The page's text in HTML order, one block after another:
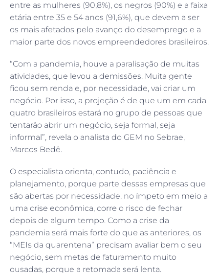
entre as mulheres (90,8%), os negros (90%) e a faixa
etária entre 35 e 54 anos (91,6%), que devem a ser
os mais afetados pelo avanço do desemprego e a
maior parte dos novos empreendedores brasileiros.
“Com a pandemia, houve a paralisação de muitas
atividades, que levou a demissões. Muita gente
ficou sem renda e, por necessidade, vai criar um
negócio. Por isso, a projeção é de que um em cada
quatro brasileiros estará no grupo de pessoas que
tentarão abrir um negócio, seja formal, seja
informal”, revela o analista do GEM no Sebrae,
Marcos Bedê.
O especialista orienta, contudo, paciência e
planejamento, porque parte dessas empresas que
são abertas por necessidade, no ímpeto em meio a
uma crise econômica, corre o risco de fechar
depois de algum tempo. Como a crise da
pandemia será mais forte do que as anteriores, os
“MEIs da quarentena” precisam avaliar bem o seu
negócio, sem metas de faturamento muito
ousadas, porque a retomada será lenta.